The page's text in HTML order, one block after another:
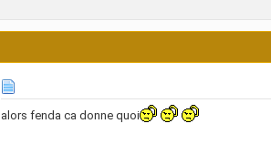
alors fenda ca donne quoi